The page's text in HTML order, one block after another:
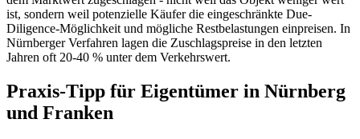
ist, sondern weil potenzielle Käufer die eingeschränkte Due-
Diligence-Möglichkeit und mögliche Restbelastungen einpreisen. In
Nürnberger Verfahren lagen die Zuschlagspreise in den letzten
Jahren oft 20-40 % unter dem Verkehrswert.
Praxis-Tipp für Eigentümer in Nürnberg
und Franken